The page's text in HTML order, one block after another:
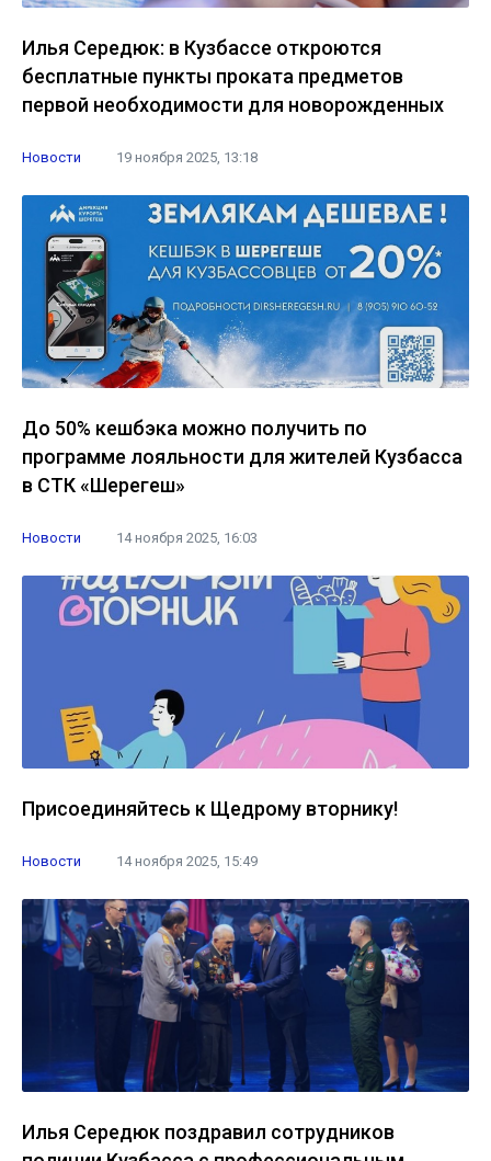
Илья Середюк: в Кузбассе откроются
бесплатные пункты проката предметов
первой необходимости для новорожденных
Новости 19 ноября 2025, 13:18
До 50% кешбэка можно получить по
программе лояльности для жителей Кузбасса
в СТК «Шерегеш»
Новости 14 ноября 2025, 16:03
Присоединяйтесь к Щедрому вторнику!
Новости 14 ноября 2025, 15:49
Илья Середюк поздравил сотрудников